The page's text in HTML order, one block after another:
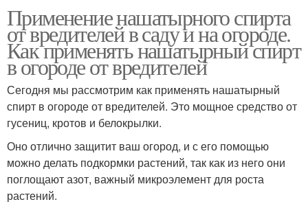
Применение нашатырного спирта
от вредителей в саду и на огороде.
Как применять нашатырный спирт
в огороде от вредителей
Сегодня мы рассмотрим как применять нашатырный
спирт в огороде от вредителей. Это мощное средство от
гусениц, кротов и белокрылки.
Оно отлично защитит ваш огород, и с его помощью
можно делать подкормки растений, так как из него они
поглощают азот, важный микроэлемент для роста
растений.